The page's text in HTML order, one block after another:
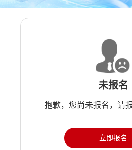
未报名
抱歉，您尚未报名，请
立即报名